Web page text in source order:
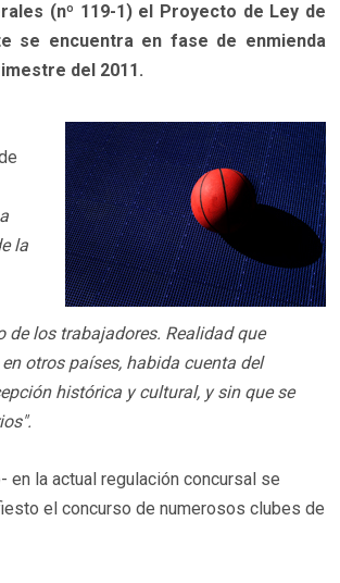
(nº 119-1) el Proyecto de Ley de
se encuentra en fase de enmienda
del 2011.
la
de los trabajadores. Realidad que
otros países, habida cuenta del
histórica y cultural, y sin que se
la actual regulación concursal se
el concurso de numerosos clubes de